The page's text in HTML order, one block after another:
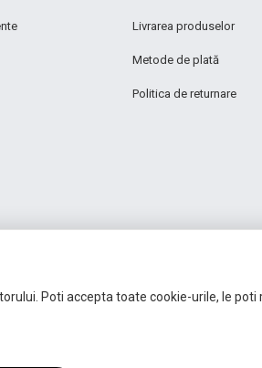
Livrarea produselor
Metode de plată
Politica de returnare
Poti accepta toate cookie-urile, le